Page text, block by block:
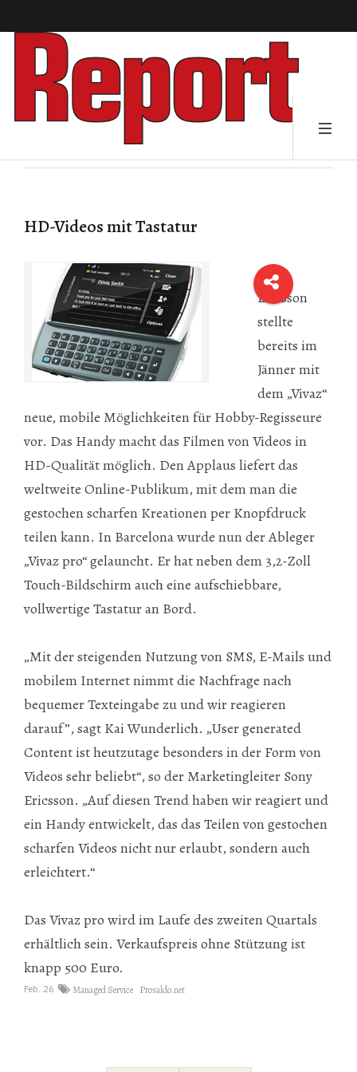
HD-Videos mit Tastatur
Sony
Ericsson
stellte
bereits im
Jänner mit
dem „Vivaz“
neue, mobile Möglichkeiten für Hobby-Regisseure
vor. Das Handy macht das Filmen von Videos in
HD-Qualität möglich. Den Applaus liefert das
weltweite Online-Publikum, mit dem man die
gestochen scharfen Kreationen per Knopfdruck
teilen kann. In Barcelona wurde nun der Ableger
„Vivaz pro“ gelauncht. Er hat neben dem 3,2-Zoll
Touch-Bildschirm auch eine aufschiebbare,
vollwertige Tastatur an Bord.
„Mit der steigenden Nutzung von SMS, E-Mails und
mobilem Internet nimmt die Nachfrage nach
bequemer Texteingabe zu und wir reagieren
darauf”, sagt Kai Wunderlich. „User generated
Content ist heutzutage besonders in der Form von
Videos sehr beliebt“, so der Marketingleiter Sony
Ericsson. „Auf diesen Trend haben wir reagiert und
ein Handy entwickelt, das das Teilen von gestochen
scharfen Videos nicht nur erlaubt, sondern auch
erleichtert.“
Das Vivaz pro wird im Laufe des zweiten Quartals
erhältlich sein. Verkaufspreis ohne Stützung ist
knapp 500 Euro.
Feb..26 Managed Service Prosaldo.net